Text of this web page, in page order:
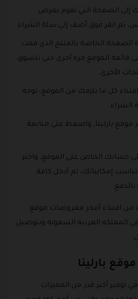
إلى الصفحة التي تقوم بعرض
ثم انقر فوق أضف إلى سلة الشراء.
الصفحة الخاصة بالمنتج الذي قمت
قائمة الموقع مرة أخرى حتى تتسوق
الأخرى.
كل ما يلزمك من الموقع، توجه
الشراء.
بارلينا، واضغط على متابعة
حسابك الخاص على الموقع، واختر
إمكانياتك، ثم أدخل كافة
من اقتناء أفخر معروضات موقع
المملكه العربية السعوية وبتوصيل
بارلينا
في توفير أكبر قدر من المميزات